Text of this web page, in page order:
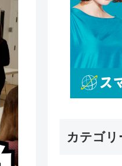
カテゴリ